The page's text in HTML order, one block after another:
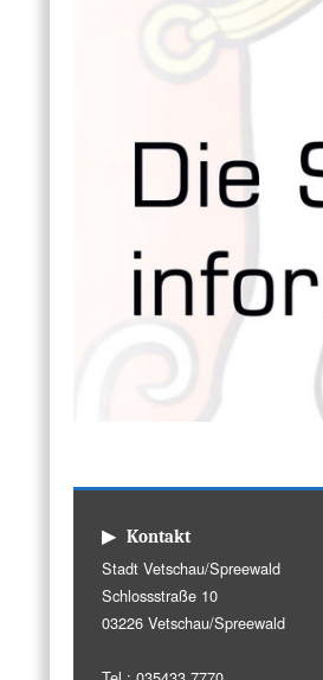
▶ Kontakt
Stadt Vetschau/Spreewald
Schlossstraße 10
03226 Vetschau/Spreewald